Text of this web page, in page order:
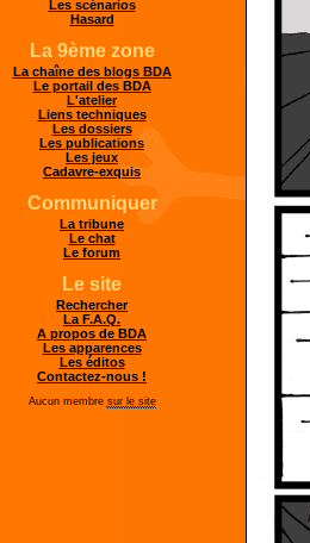
Les scénarios
Hasard
La 9ème zone
La chaîne des blogs BDA
Le portail des BDA
L'atelier
Liens techniques
Les dossiers
Les publications
Les jeux
Cadavre-exquis
Communiquer
La tribune
Le chat
Le forum
Le site
Rechercher
La F.A.Q.
A propos de BDA
Les apparences
Les éditos
Contactez-nous !
Aucun membre sur le site